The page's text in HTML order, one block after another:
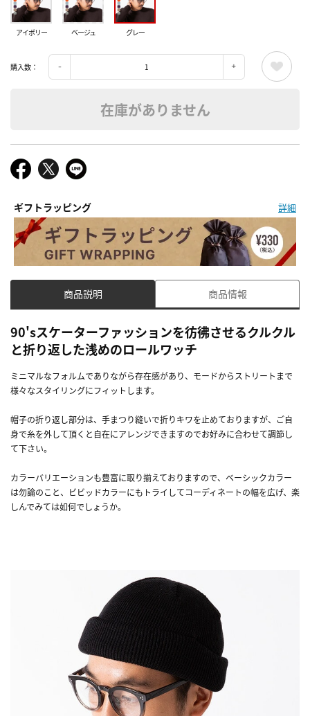
アイボリー ベージュ グレー
購入数：
在庫がありません
ギフトラッピング 詳細
商品説明 商品情報
90'sスケーターファッションを彷彿させるクルクル
と折り返した浅めのロールワッチ
ミニマルなフォルムでありながら存在感があり、モードからストリートまで
様々なスタイリングにフィットします。
帽子の折り返し部分は、手まつり縫いで折りキワを止めておりますが、ご自
身で糸を外して頂くと自在にアレンジできますのでお好みに合わせて調節し
て下さい。
カラーバリエーションも豊富に取り揃えておりますので、ベーシックカラー
は勿論のこと、ビビッドカラーにもトライしてコーディネートの幅を広げ、楽
しんでみては如何でしょうか。